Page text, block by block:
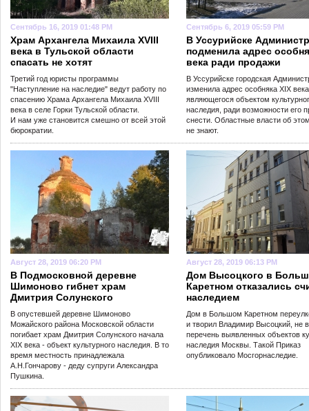
Сентябрь 16, 2019 01:48 PM
Храм Архангела Михаила XVIII
века в Тульской области
спасать не хотят
Третий год юристы программы
"Наступление на наследие" ведут работу по
спасению Храма Архангела Михаила XVIII
века в селе Горки Тульской области.
И нам уже становится смешно от всей этой
бюрократии.
Сентябрь 6, 2019 05:59 PM
В Уссурийске
подменила адрес
века ради продажи
В Уссурийске городская
изменила адрес особняка XIX
являющегося объектом
наследия, ради возможности его
снести. Областные власти об
не знают.
Август 28, 2019 06:20 PM
В Подмосковной деревне
Шимоново гибнет храм
Дмитрия Солунского
В опустевшей деревне Шимоново
Можайского района Московской области
погибает храм Дмитрия Солунского начала
XIX века - объект культурного наследия. В то
время местность принадлежала
А.Н.Гончарову - деду супруги Александра
Пушкина.
Август 28, 2019 06:13 PM
Дом Высоцкого в
Каретном отказались
наследием
Дом в Большом Каретном
и творил Владимир Высоцкий, не
перечень выявленных объектов
наследия Москвы. Такой Приказ
опубликовало Мосгорнаследие.